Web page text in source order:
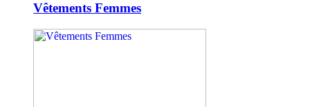
Vêtements Femmes